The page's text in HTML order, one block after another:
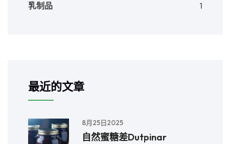
乳制品 1
最近的文章
8月25日2025
自然蜜糖差Dutpinar